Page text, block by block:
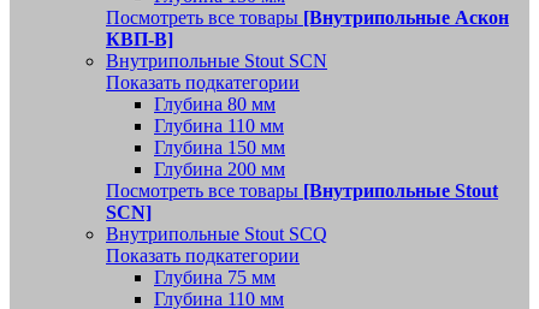
Посмотреть все товары [Внутрипольные Аскон
КВП-В]
Внутрипольные Stout SCN
Показать подкатегории
Глубина 80 мм
Глубина 110 мм
Глубина 150 мм
Глубина 200 мм
Посмотреть все товары [Внутрипольные Stout
SCN]
Внутрипольные Stout SCQ
Показать подкатегории
Глубина 75 мм
Глубина 110 мм